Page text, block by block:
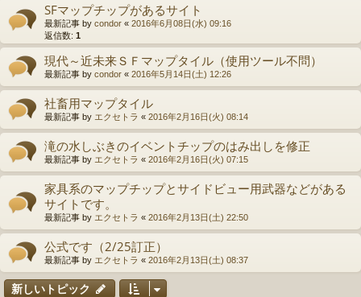
SFマップチップがあるサイト
最新記事 by condor « 2016年6月08日(水) 09:16
返信数: 1
現代～近未来ＳＦマップタイル（使用ツール不問）
最新記事 by condor « 2016年5月14日(土) 12:26
社畜用マップタイル
最新記事 by エクセトラ « 2016年2月16日(火) 08:14
滝の水しぶきのイベントチップのはみ出しを修正
最新記事 by エクセトラ « 2016年2月16日(火) 07:15
家具系のマップチップとサイドビュー用武器などがある
サイトです。
最新記事 by エクセトラ « 2016年2月13日(土) 22:50
公式です（2/25訂正）
最新記事 by エクセトラ « 2016年2月13日(土) 08:37
新しいトピック